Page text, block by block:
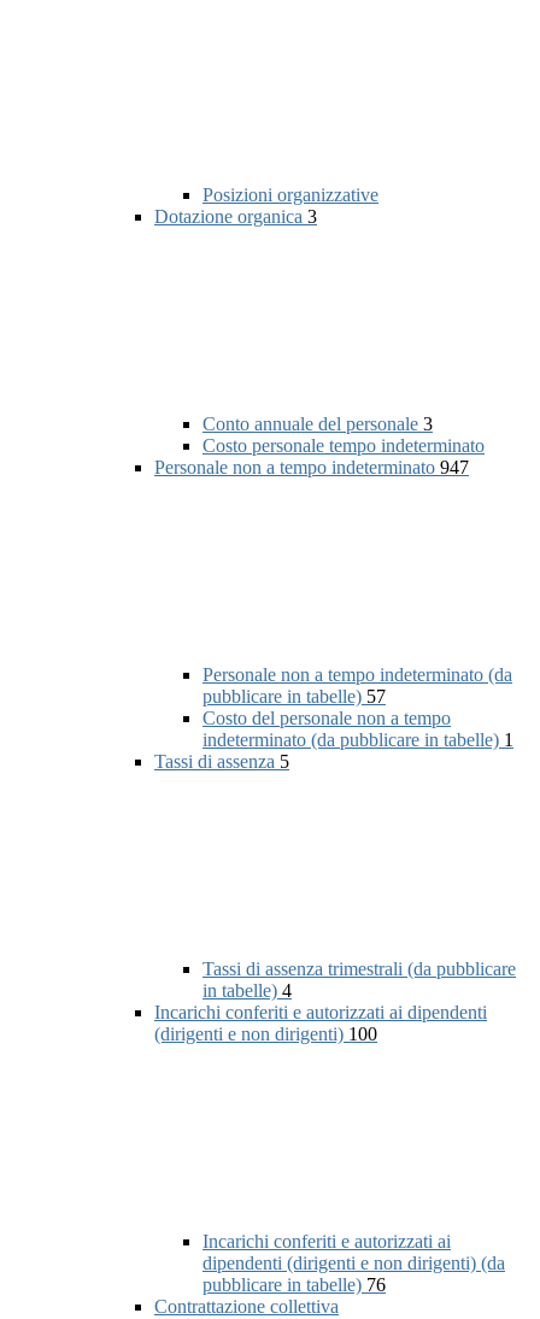
Posizioni organizzative
Dotazione organica 3
Conto annuale del personale 3
Costo personale tempo indeterminato
Personale non a tempo indeterminato 947
Personale non a tempo indeterminato (da
pubblicare in tabelle) 57
Costo del personale non a tempo
indeterminato (da pubblicare in tabelle) 1
Tassi di assenza 5
Tassi di assenza trimestrali (da pubblicare
in tabelle) 4
Incarichi conferiti e autorizzati ai dipendenti
(dirigenti e non dirigenti) 100
Incarichi conferiti e autorizzati ai
dipendenti (dirigenti e non dirigenti) (da
pubblicare in tabelle) 76
Contrattazione collettiva